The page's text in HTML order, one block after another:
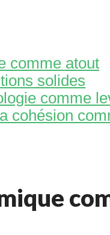
comme atout
solides
comme
cohésion